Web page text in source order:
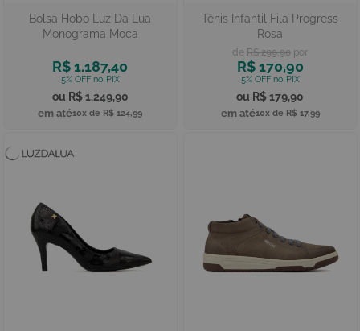
Bolsa Hobo Luz Da Lua
Monograma Moca
R$ 1.187,40
R$ 1.249,90
10x de R$ 124,99
Tênis Infantil Fila Progress
Rosa
R$ 170,90
R$ 299,90
R$ 179,90
10x de R$ 17,99